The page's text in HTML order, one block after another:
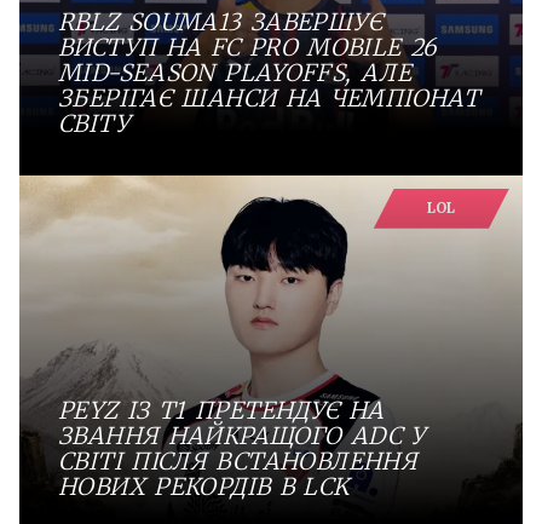
RBLZ SOUMA13 ЗАВЕРШУЄ
ВИСТУП НА FC PRO MOBILE 26
MID-SEASON PLAYOFFS, АЛЕ
ЗБЕРІГАЄ ШАНСИ НА ЧЕМПІОНАТ
СВІТУ
LOL
PEYZ ІЗ T1 ПРЕТЕНДУЄ НА
ЗВАННЯ НАЙКРАЩОГО ADC У
СВІТІ ПІСЛЯ ВСТАНОВЛЕННЯ
НОВИХ РЕКОРДІВ В LCK